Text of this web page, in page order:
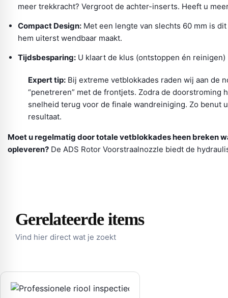
meer trekkracht? Vergroot de achter-inserts. Heeft u
Compact Design: Met een lengte van slechts 60 mm is
hem uiterst wendbaar maakt.
Tijdsbesparing: U klaart de klus (ontstoppen én
Expert tip: Bij extreme vetblokkades raden wij aan de
“penetreren” met de frontjets. Zodra de doorstroming
snelheid terug voor de finale wandreiniging. Zo benut
resultaat.
Moet u regelmatig door totale vetblokkades heen breken
opleveren? De ADS Rotor Voorstraalnozzle biedt de
Gerelateerde items
Vind hier direct wat je zoekt